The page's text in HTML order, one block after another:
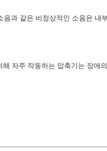
과 같은 비정상적인 소음은 내
자주 작동하는 압축기는 장애